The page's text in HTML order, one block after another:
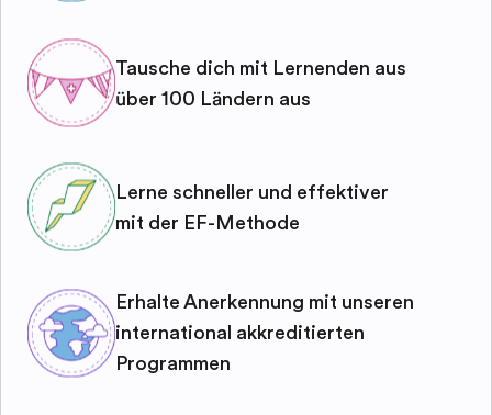
Tausche dich mit Lernenden aus
über 100 Ländern aus
Lerne schneller und effektiver
mit der EF-Methode
Erhalte Anerkennung mit unseren
international akkreditierten
Programmen